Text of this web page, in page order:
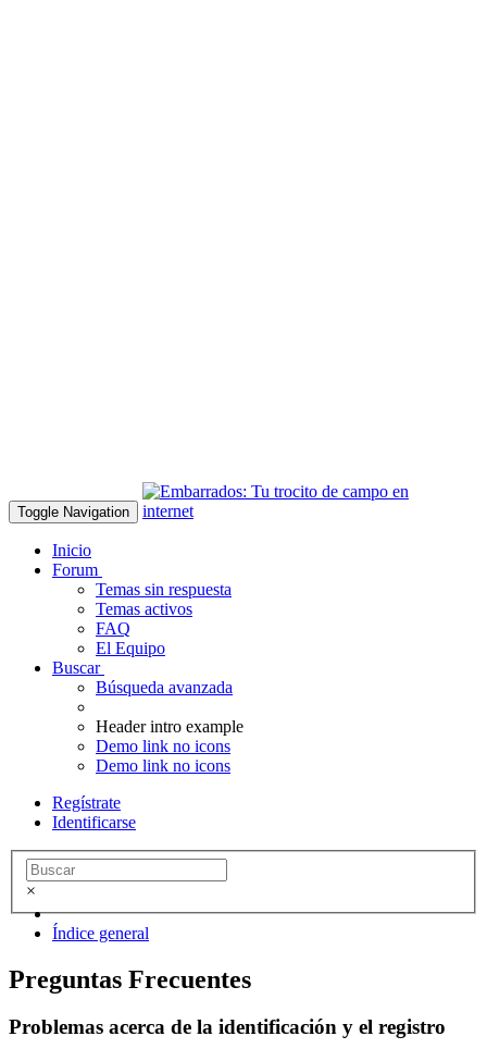
Toggle Navigation
Inicio
Forum
Temas sin respuesta
Temas activos
FAQ
El Equipo
Buscar
Búsqueda avanzada
Header intro example
Demo link no icons
Demo link no icons
Regístrate
Identificarse
×
Índice general
Preguntas Frecuentes
Problemas acerca de la identificación y el registro